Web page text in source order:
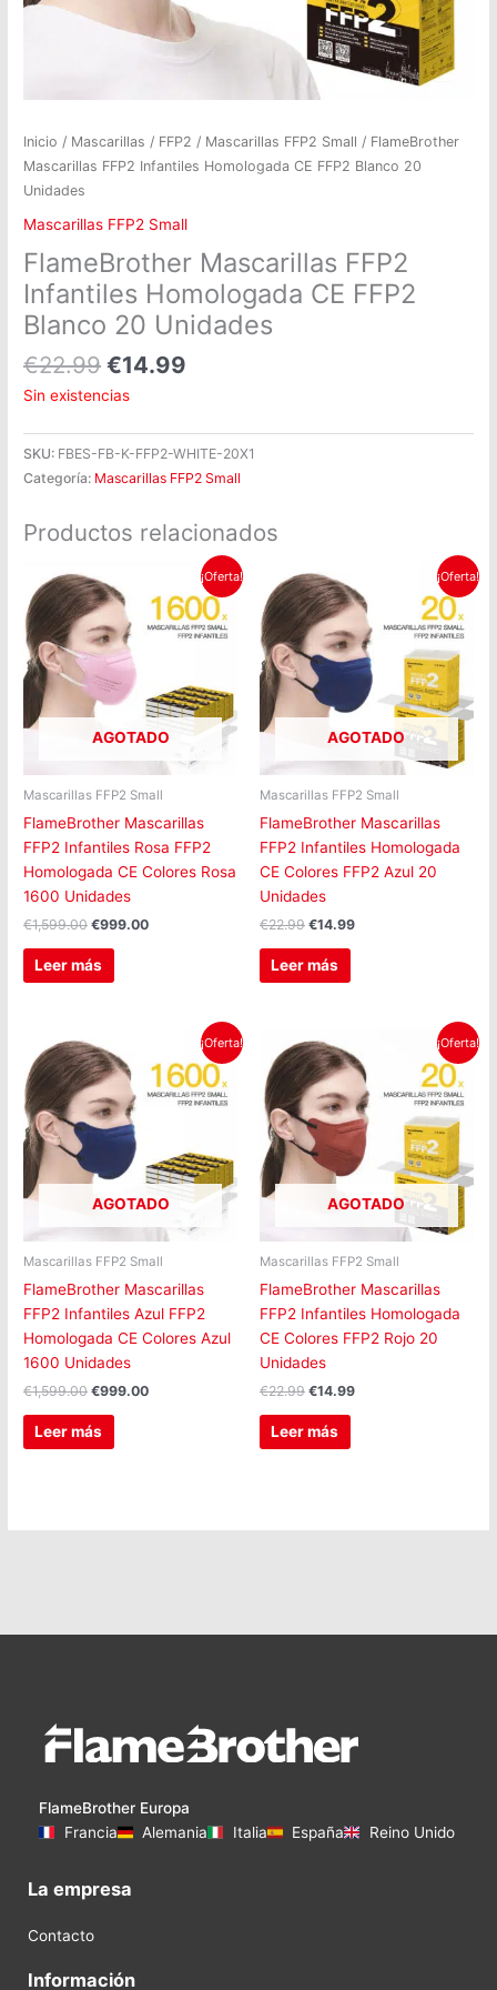
Inicio / Mascarillas / FFP2 / Mascarillas FFP2 Small / FlameBrother
Mascarillas FFP2 Infantiles Homologada CE FFP2 Blanco 20
Unidades
Mascarillas FFP2 Small
FlameBrother Mascarillas FFP2
Infantiles Homologada CE FFP2
Blanco 20 Unidades
€22.99 €14.99
Sin existencias
SKU: FBES-FB-K-FFP2-WHITE-20X1
Categoría: Mascarillas FFP2 Small
Productos relacionados
¡Oferta!
AGOTADO
Mascarillas FFP2 Small
FlameBrother Mascarillas
FFP2 Infantiles Rosa FFP2
Homologada CE Colores Rosa
1600 Unidades
€1,599.00
precio
original
era:
€1,599.00.
€999.00
actual
es:
€999.00.
Leer más
¡Oferta!
AGOTADO
Mascarillas FFP2 Small
FlameBrother Mascarillas
FFP2 Infantiles Homologada
CE Colores FFP2 Azul 20
Unidades
€22.99
precio
original
era:
€22.99.
€14.99
precio
actual
es:
€14.99.
Leer más
¡Oferta!
AGOTADO
Mascarillas FFP2 Small
FlameBrother Mascarillas
FFP2 Infantiles Azul FFP2
Homologada CE Colores Azul
1600 Unidades
€1,599.00
precio
original
era:
€1,599.00.
€999.00
actual
es:
€999.00.
Leer más
¡Oferta!
AGOTADO
Mascarillas FFP2 Small
FlameBrother Mascarillas
FFP2 Infantiles Homologada
CE Colores FFP2 Rojo 20
Unidades
€22.99
precio
original
era:
€22.99.
€14.99
precio
actual
es:
€14.99.
Leer más
FlameBrother Europa
Francia
Alemania Italia España Reino Unido
La empresa
Contacto
Información